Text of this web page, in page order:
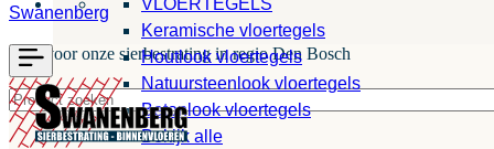
Swanenberg
Kies voor onze sierbestrating in regio Den Bosch
VLOERTEGELS
Keramische vloertegels
Houtlook vloertegels
Natuursteenlook vloertegels
Betonlook vloertegels
Bekijk alle